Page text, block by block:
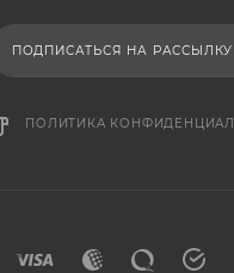
ПОДПИСАТЬСЯ НА РАССЫЛКУ
ПОЛИТИКА